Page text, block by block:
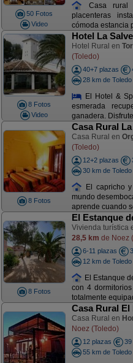
50 Fotos
Video
Casa rural
placenteras
cómoda estancia
8 Fotos
Video
Hotel La Salve
Hotel Rural en
(Toledo)
40+7 plazas
28 km de Toledo
El Hotel &
esmerada
ganadera.
8 Fotos
Casa Rural
Casa Rural en
(Toledo)
12+2 plazas
30 km de Toledo
El capricho
mundo
aprende cuando
8 Fotos
El Estanque
Vivienda turística
28,5 km de Noez
6-11 plazas
12 km de Toledo
El Estanque
con 4
totalmente
Casa Rural
Casa Rural en
Noez (Toledo)
12 plazas
39
55 km de Toledo